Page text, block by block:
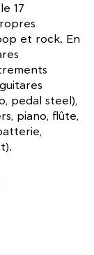
17
et rock. En
pedal steel),
piano, flûte,